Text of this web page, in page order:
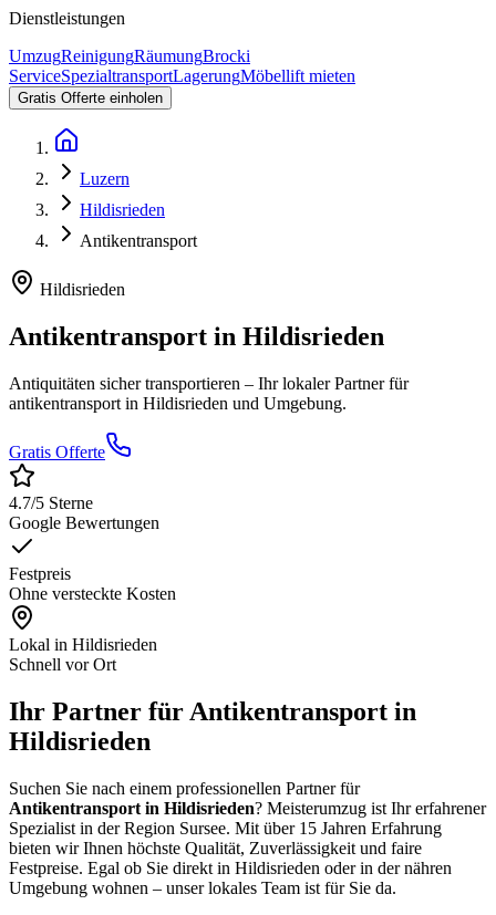
Dienstleistungen
UmzugReinigungRäumungBrocki
ServiceSpezialtransportLagerungMöbellift mieten
Gratis Offerte einholen
Luzern
Hildisrieden
Antikentransport
Hildisrieden
Antikentransport in Hildisrieden
Antiquitäten sicher transportieren – Ihr lokaler Partner für
antikentransport in Hildisrieden und Umgebung.
Gratis Offerte
4.7/5 Sterne
Google Bewertungen
Festpreis
Ohne versteckte Kosten
Lokal in Hildisrieden
Schnell vor Ort
Ihr Partner für Antikentransport in
Hildisrieden
Suchen Sie nach einem professionellen Partner für
Antikentransport in Hildisrieden? Meisterumzug ist Ihr erfahrener
Spezialist in der Region Sursee. Mit über 15 Jahren Erfahrung
bieten wir Ihnen höchste Qualität, Zuverlässigkeit und faire
Festpreise. Egal ob Sie direkt in Hildisrieden oder in der nähren
Umgebung wohnen – unser lokales Team ist für Sie da.